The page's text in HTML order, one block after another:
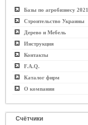
Базы по агробизнесу 2021
Строительство Украины
Дерево и Мебель
Инструкция
Контакты
F.A.Q.
Каталог фирм
О компании
Счётчики